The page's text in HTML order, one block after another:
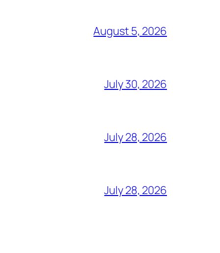
August 5, 2026
July 30, 2026
July 28, 2026
July 28, 2026